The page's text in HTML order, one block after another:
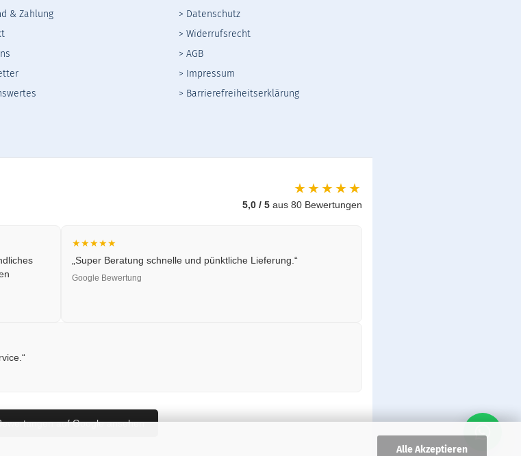
Alle Akzeptieren
& Zahlung
> Datenschutz
> Widerrufsrecht
> AGB
> Impressum
> Barrierefreiheitserklärung
★★★★★
5,0 / 5 aus 80 Bewertungen
★★★★★
„Super Beratung schnelle und pünktliche Lieferung.“
Google Bewertung
auf Google ansehen